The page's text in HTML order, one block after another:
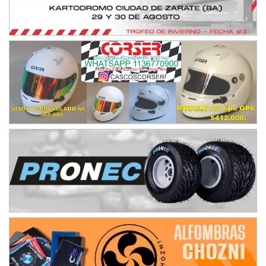
Zárate (Buenos Aires)
PROKART METROPOLITANO - F1
Rubén Luis Di Palma (Asfalto)
Ciudad Evita (Buenos Aires)
AKPS - F6
Kartódromo AKPS (Asfalto)
Comodoro Rivadavia (Chubut)
CORDOBES ASFALTO - F7
Complejo Valentín Lauret (Tierra)
Colonia Caroya (Córdoba)
ENTRERRIANO - F6
Parque de la Velocidad (Asfalto)
Villaguay (Entre Ríos)
Hugo "Gato" Molini (Tierra)
Nogoyá (Entre Ríos)
RIOJANO - F6